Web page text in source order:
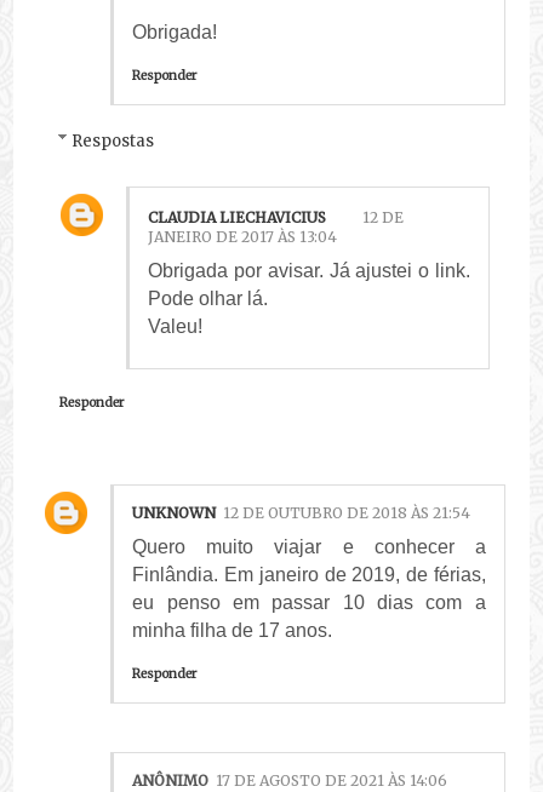
Obrigada!
Responder
Respostas
CLAUDIA LIECHAVICIUS
12 DE
JANEIRO DE 2017 ÀS 13:04
Obrigada por avisar. Já ajustei o link.
Pode olhar lá.
Valeu!
Responder
UNKNOWN 12 DE OUTUBRO DE 2018 ÀS 21:54
Quero muito viajar e conhecer a
Finlândia. Em janeiro de 2019, de férias,
eu penso em passar 10 dias com a
minha filha de 17 anos.
Responder
ANÔNIMO 17 DE AGOSTO DE 2021 ÀS 14:06